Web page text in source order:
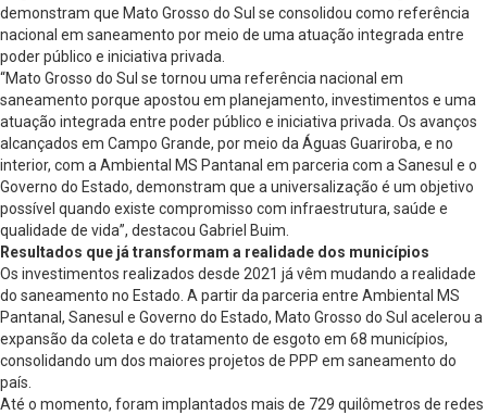
demonstram que Mato Grosso do Sul se consolidou como referência
nacional em saneamento por meio de uma atuação integrada entre
poder público e iniciativa privada.
“Mato Grosso do Sul se tornou uma referência nacional em
saneamento porque apostou em planejamento, investimentos e uma
atuação integrada entre poder público e iniciativa privada. Os avanços
alcançados em Campo Grande, por meio da Águas Guariroba, e no
interior, com a Ambiental MS Pantanal em parceria com a Sanesul e o
Governo do Estado, demonstram que a universalização é um objetivo
possível quando existe compromisso com infraestrutura, saúde e
qualidade de vida”, destacou Gabriel Buim.
Resultados que já transformam a realidade dos municípios
Os investimentos realizados desde 2021 já vêm mudando a realidade
do saneamento no Estado. A partir da parceria entre Ambiental MS
Pantanal, Sanesul e Governo do Estado, Mato Grosso do Sul acelerou a
expansão da coleta e do tratamento de esgoto em 68 municípios,
consolidando um dos maiores projetos de PPP em saneamento do
país.
Até o momento, foram implantados mais de 729 quilômetros de redes